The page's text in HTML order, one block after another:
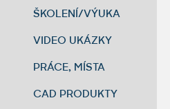
ŠKOLENÍ/VÝUKA
VIDEO UKÁZKY
PRÁCE, MÍSTA
CAD PRODUKTY